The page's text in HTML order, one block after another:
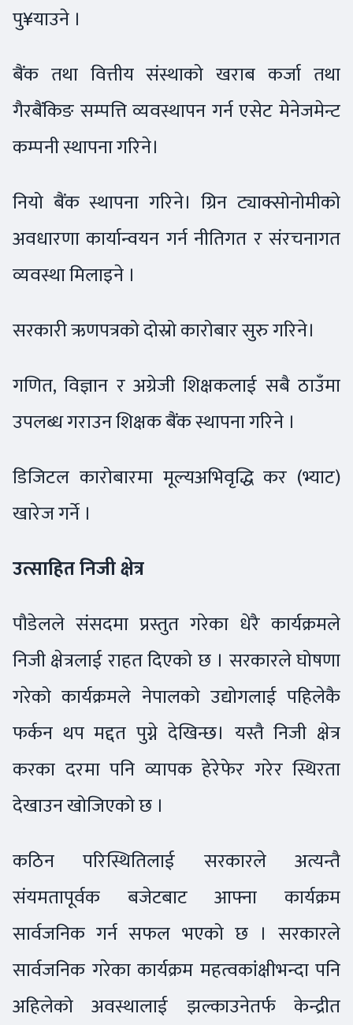
पु¥याउने ।
बैंक तथा वित्तीय संस्थाको खराब कर्जा तथा
गैरबैंकिङ सम्पत्ति व्यवस्थापन गर्न एसेट मेनेजमेन्ट
कम्पनी स्थापना गरिने।
नियो बैंक स्थापना गरिने। ग्रिन ट्याक्सोनोमीको
अवधारणा कार्यान्वयन गर्न नीतिगत र संरचनागत
व्यवस्था मिलाइने ।
सरकारी ऋणपत्रको दोस्रो कारोबार सुरु गरिने।
गणित, विज्ञान र अग्रेजी शिक्षकलाई सबै ठाउँमा
उपलब्ध गराउन शिक्षक बैंक स्थापना गरिने ।
डिजिटल कारोबारमा मूल्यअभिवृद्धि कर (भ्याट)
खारेज गर्ने ।
उत्साहित निजी क्षेत्र
पौडेलले संसदमा प्रस्तुत गरेका धेरै कार्यक्रमले
निजी क्षेत्रलाई राहत दिएको छ । सरकारले घोषणा
गरेको कार्यक्रमले नेपालको उद्योगलाई पहिलेकै
फर्कन थप मद्दत पुग्ने देखिन्छ। यस्तै निजी क्षेत्र
करका दरमा पनि व्यापक हेरेफेर गरेर स्थिरता
देखाउन खोजिएको छ ।
कठिन परिस्थितिलाई सरकारले अत्यन्तै
संयमतापूर्वक बजेटबाट आफ्ना कार्यक्रम
सार्वजनिक गर्न सफल भएको छ । सरकारले
सार्वजनिक गरेका कार्यक्रम महत्वकांक्षीभन्दा पनि
अहिलेको अवस्थालाई झल्काउनेतर्फ केन्द्रीत